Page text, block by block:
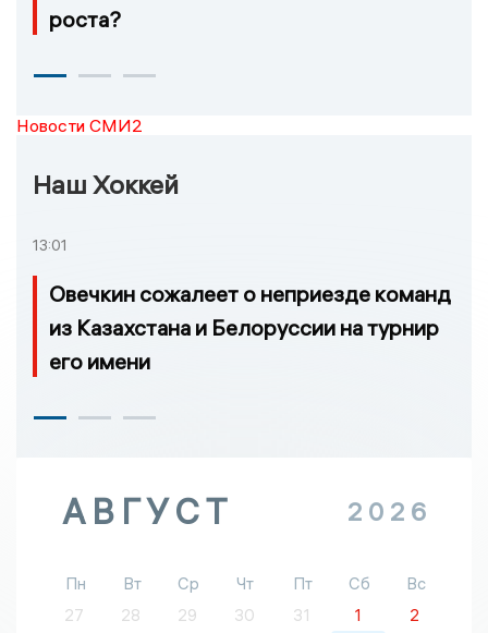
роста?
Новости СМИ2
Наш Хоккей
13:01
Овечкин сожалеет о неприезде команд
из Казахстана и Белоруссии на турнир
его имени
АВГУСТ 2026
Пн Вт Ср Чт Пт Сб
Вс
27
28 29 30 31 1
2